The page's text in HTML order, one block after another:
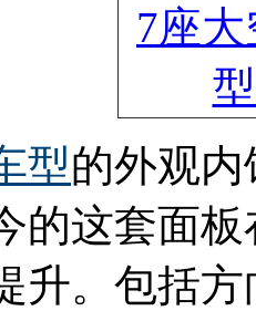
型的外观
的这套面
升。包括